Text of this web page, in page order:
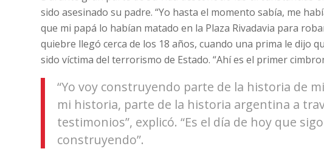
sido asesinado su padre. “Yo hasta el momento sabía, me
que mi papá lo habían matado en la Plaza Rivadavia para
quiebre llegó cerca de los 18 años, cuando una prima le dijo
sido víctima del terrorismo de Estado. “Ahí es el primer
“Yo voy construyendo parte de la historia de
mi historia, parte de la historia argentina a
testimonios”, explicó. “Es el día de hoy que sigo
construyendo”.